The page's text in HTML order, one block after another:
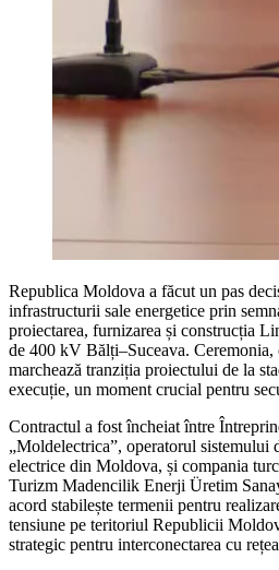
Republica Moldova a făcut un pas
infrastructurii sale energetice prin
proiectarea, furnizarea și construcția
de 400 kV Bălți–Suceava. Ceremonia,
marchează tranziția proiectului de la
execuție, un moment crucial pentru
Contractul a fost încheiat între
„Moldelectrica”, operatorul sistemului
electrice din Moldova, și compania
Turizm Madencilik Enerji Üretim
acord stabilește termenii pentru
tensiune pe teritoriul Republicii
strategic pentru interconectarea cu